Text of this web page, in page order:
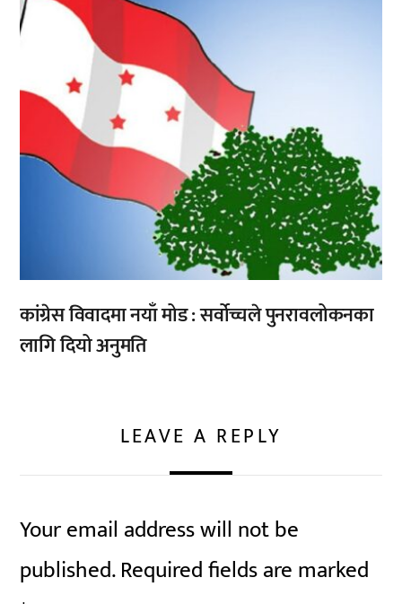
कांग्रेस विवादमा नयाँ मोड : सर्वोच्चले पुनरावलोकनका
लागि दियो अनुमति
LEAVE A REPLY
Your email address will not be
published.Required fields are marked